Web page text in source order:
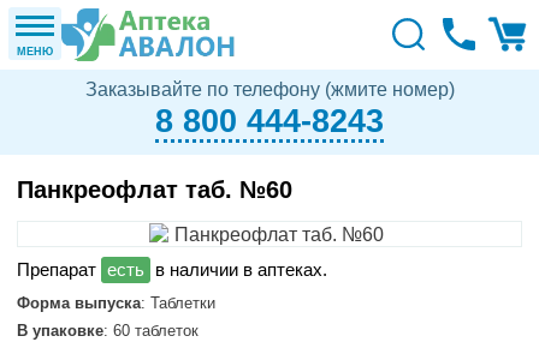
МЕНЮ
Заказывайте по телефону (жмите номер)
8 800 444-8243
Панкреофлат таб. №60
в наличии в аптеках.
Форма выпуска: Таблетки
В упаковке: 60 таблеток